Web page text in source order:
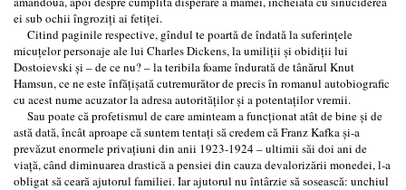
ei sub ochii îngroziţi ai fetiţei.
Citind paginile respective, gîndul te poartă de îndată la suferinţele
micuţelor personaje ale lui Charles Dickens, la umiliţii şi obidiţii lui
Dostoievski şi – de ce nu? – la teribila foame îndurată de tânărul Knut
Hamsun, ce ne este înfăţişată cutremurător de precis în romanul autobiografic
cu acest nume acuzator la adresa autorităţilor şi a potentaţilor vremii.
Sau poate că profetismul de care aminteam a funcţionat atât de bine şi de
astă dată, încât aproape că suntem tentaţi să credem că Franz Kafka şi-a
prevăzut enormele privaţiuni din anii 1923-1924 – ultimii săi doi ani de
viaţă, când diminuarea drastică a pensiei din cauza devalorizării monedei, l-a
obligat să ceară ajutorul familiei. Iar ajutorul nu întârzie să sosească: unchiul